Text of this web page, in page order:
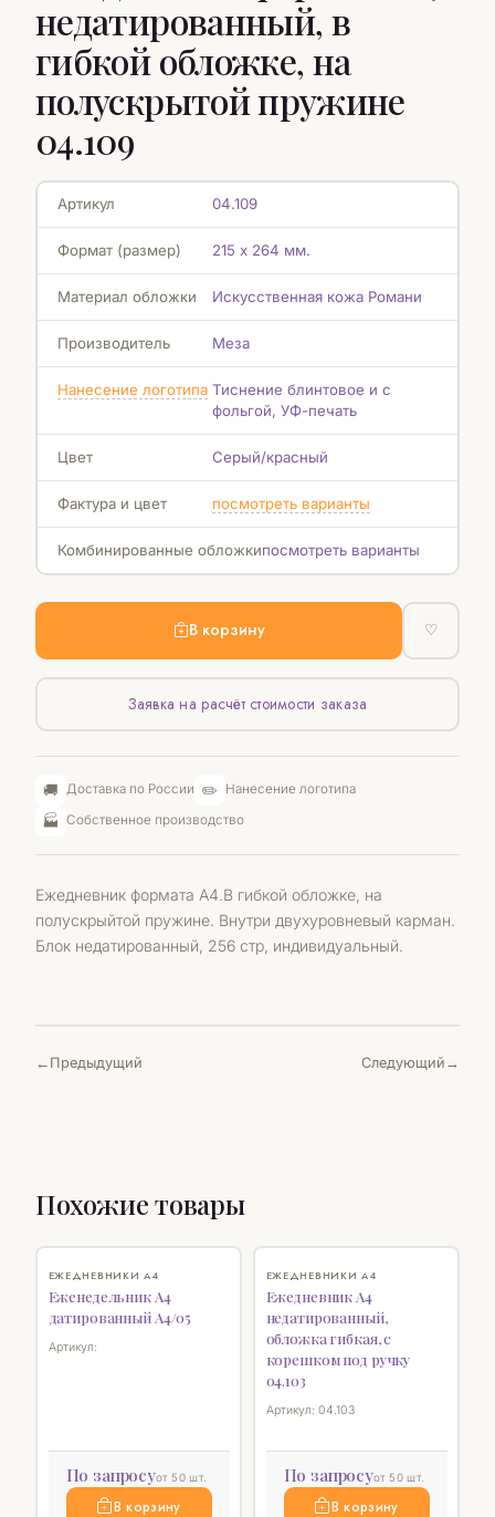
недатированный, в
гибкой обложке, на
полускрытой пружине
04.109
Артикул 04.109
Формат (размер) 215 х 264 мм.
Материал обложки Искусственная кожа Романи
Производитель Меза
Нанесение логотипа Тиснение блинтовое и с
фольгой, УФ-печать
Цвет Серый/красный
Фактура и цвет посмотреть варианты
Комбинированные обложкипосмотреть варианты
В корзину ♡
Заявка на расчёт стоимости заказа
🚚 Доставка по России ✏️ Нанесение логотипа
🏭 Собственное производство
Ежедневник формата А4.В гибкой обложке, на
полускрыйтой пружине. Внутри двухуровневый карман.
Блок недатированный, 256 стр, индивидуальный.
Предыдущий Следующий
Похожие товары
ЕЖЕДНЕВНИКИ А4
Еженедельник А4
датированный А4/05
Артикул:
По запросуот 50 шт.
В корзину
ЕЖЕДНЕВНИКИ А4
Ежедневник А4
недатированный,
обложка гибкая, с
корешком под ручку
04.103
Артикул: 04.103
По запросуот 50 шт.
В корзину